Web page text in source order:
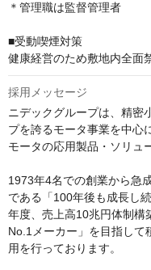
＊管理職は監督管理者
■受動喫煙対策
健康経営のため敷地内全面
採用メッセージ
ニデックグループは、精密
プを誇るモータ事業を中心
モータの応用製品・ソリュ
1973年4名での創業から急
である「100年後も成長し
年度、売上高10兆円体制構
No.1メーカー」を目指して
用を行っております。